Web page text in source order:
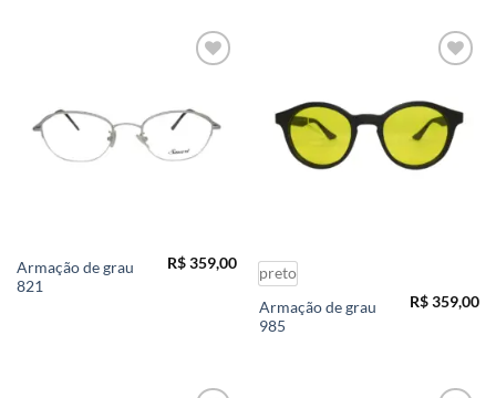
Armação de grau
821
R$359,00
preto
Armação de grau
985
R$359,00